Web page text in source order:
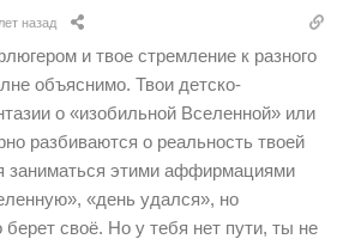
назад
и твое стремление к разного
объяснимо. Твои детско-
о «изобильной Вселенной» или
разбиваются о реальность твоей
заниматься этими аффирмациями
«день удался», но
берет своё. Но у тебя нет пути, ты не